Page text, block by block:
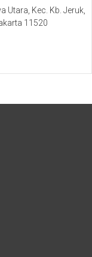
Utara, Kec. Kb. Jeruk,
11520